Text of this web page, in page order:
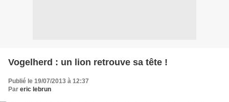
Vogelherd : un lion retrouve sa tête !
Publié le 19/07/2013 à 12:37
Par eric lebrun